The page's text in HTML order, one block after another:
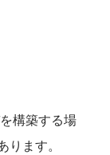
構築する場
ます。